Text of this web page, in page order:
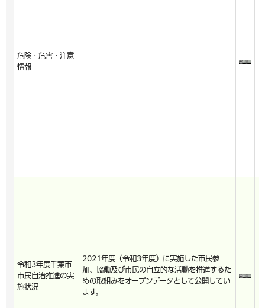
危険・危害・注意
情報
令和3年度千葉市
市民自治推進の実
施状況
2021年度（令和3年度）に実施した市民参
加、協働及び市民の自立的な活動を推進するた
めの取組みをオープンデータとして公開してい
ます。